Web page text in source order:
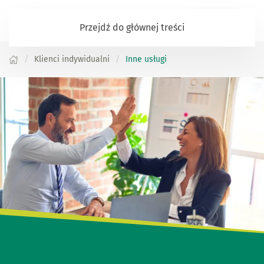
Przejdź do głównej treści
Klienci indywidualni Inne usługi